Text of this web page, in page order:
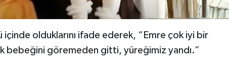
olduklarını ifade ederek, “Emre çok iyi bir
bebeğini göremeden gitti, yüreğimiz yandı.”